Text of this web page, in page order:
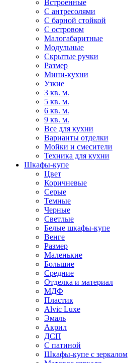
Встроенные
С антресолями
С барной стойкой
С островом
Малогабаритные
Модульные
Скрытые ручки
Размер
Мини-кухни
Узкие
3 кв. м.
5 кв. м.
6 кв. м.
9 кв. м.
Все для кухни
Варианты отделки
Мойки и смесители
Техника для кухни
Шкафы-купе
Цвет
Коричневые
Серые
Темные
Черные
Светлые
Белые шкафы-купе
Венге
Размер
Маленькие
Большие
Средние
Отделка и материал
МДФ
Пластик
Alvic Luxe
Эмаль
Акрил
ДСП
С патиной
Шкафы-купе с зеркалом